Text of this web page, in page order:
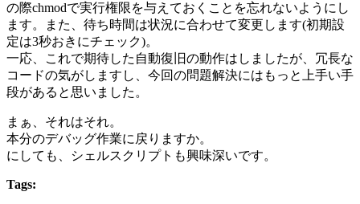
の際chmodで実行権限を与えておくことを忘れないようにし
ます。また、待ち時間は状況に合わせて変更します(初期設
定は3秒おきにチェック)。
一応、これで期待した自動復旧の動作はしましたが、冗長な
コードの気がしますし、今回の問題解決にはもっと上手い手
段があると思いました。
まぁ、それはそれ。
本分のデバッグ作業に戻りますか。
にしても、シェルスクリプトも興味深いです。
Tags: